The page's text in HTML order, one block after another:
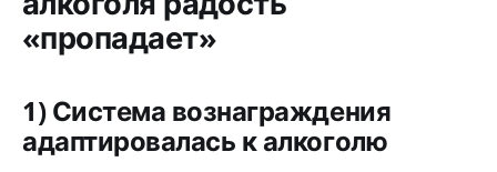
«пропадает»
1) Система вознаграждения
адаптировалась к алкоголю